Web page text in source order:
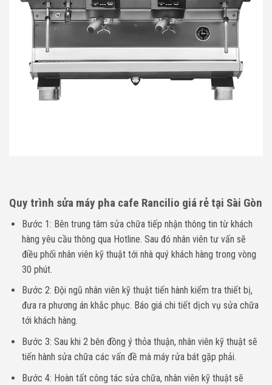
Quy trình sửa máy pha cafe Rancilio giá rẻ tại Sài Gòn
Bước 1: Bên trung tâm sửa chữa tiếp nhận thông tin từ khách
hàng yêu cầu thông qua Hotline. Sau đó nhân viên tư vấn sẽ
điều phối nhân viên kỹ thuật tới nhà quý khách hàng trong vòng
30 phút.
Bước 2: Đội ngũ nhân viên kỹ thuật tiến hành kiểm tra thiết bị,
đưa ra phương án khắc phục. Báo giá chi tiết dịch vụ sửa chữa
tới khách hàng.
Bước 3: Sau khi 2 bên đồng ý thỏa thuận, nhân viên kỹ thuật sẽ
tiến hành sửa chữa các vấn đề mà máy rửa bát gặp phải.
Bước 4: Hoàn tất công tác sửa chữa, nhân viên kỹ thuật sẽ